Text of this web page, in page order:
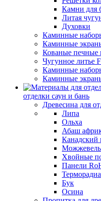
Камни для
Литая
Духовки
Каминные
Каминные
Кованые печные
Чугунное литье
Каминные
Каминные
отделки саун и бань
Древесина для
Липа
Ольха
Абаш
Канадский
Хвойные
Панели
Бук
Осина